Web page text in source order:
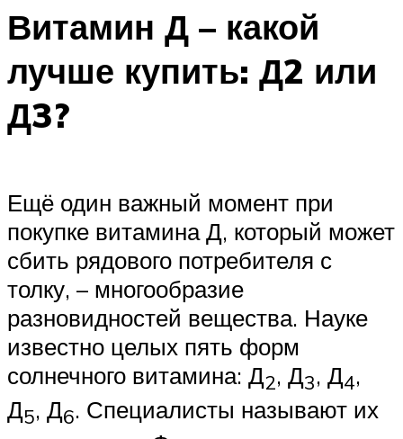
Витамин Д – какой
лучше купить: Д2 или
Д3?
Ещё один важный момент при
покупке витамина Д, который может
сбить рядового потребителя с
толку, – многообразие
разновидностей вещества. Науке
известно целых пять форм
солнечного витамина: Д2, Д3, Д4,
Д5, Д6. Специалисты называют их